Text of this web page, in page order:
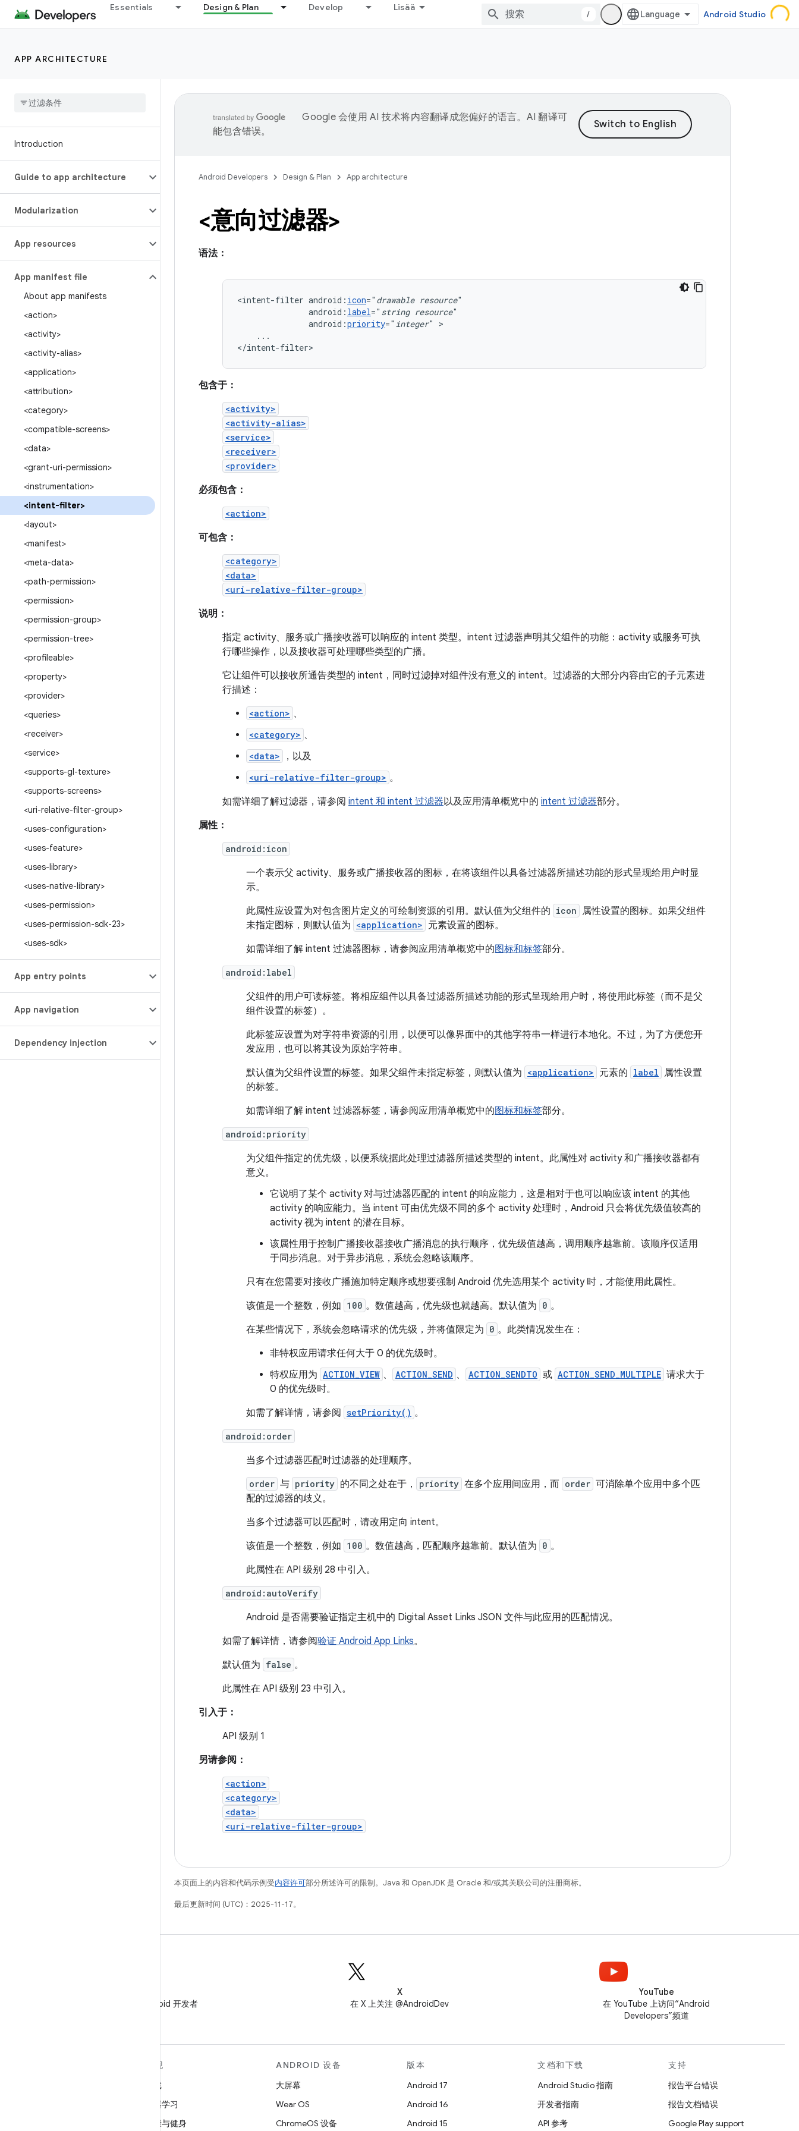
Essentials Design & Plan Develop Lisää
/ Android Studio
APP ARCHITECTURE
Introduction
Guide to app architecture
Modularization
App resources
App manifest file
About app manifests
<action>
<activity>
<activity-alias>
<application>
<attribution>
<category>
<compatible-screens>
<data>
<grant-uri-permission>
<instrumentation>
<intent-filter>
<layout>
<manifest>
<meta-data>
<path-permission>
<permission>
<permission-group>
<permission-tree>
<profileable>
<property>
<provider>
<queries>
<receiver>
<service>
<supports-gl-texture>
<supports-screens>
<uri-relative-filter-group>
<uses-configuration>
<uses-feature>
<uses-library>
<uses-native-library>
<uses-permission>
<uses-permission-sdk-23>
<uses-sdk>
App entry points
App navigation
Dependency injection
Google 会使用 AI 技术将内容翻译成您偏好的语言。AI 翻译可
能包含错误。
Android Developers Design & Plan App architecture
<意向过滤器>
语法：
<intent-filter android: icon=" drawable resource
android: label=" string resource
android:priority=" integer"
...
</intent-filter>
包含于：
<activity>
<activity-alias>
<service>
<receiver>
<provider>
必须包含：
<action>
可包含：
<category>
<data>
<uri-relative-filter-group>
说明：
指定 activity、服务或广播接收器可以响应的 intent 类型。intent 过滤器声明其父组件的功能：activity 或服务可执
行哪些操作，以及接收器可处理哪些类型的广播。
它让组件可以接收所通告类型的 intent，同时过滤掉对组件没有意义的 intent。过滤器的大部分内容由它的子元素进
行描述：
<action> 、
<category> 、
<data> ，以及
<uri-relative-filter-group> 。
如需详细了解过滤器，请参阅 intent 和 intent 过滤器以及应用清单概览中的 intent 过滤器部分。
属性：
android:icon
一个表示父 activity、服务或广播接收器的图标，在将该组件以具备过滤器所描述功能的形式呈现给用户时显
示。
此属性应设置为对包含图片定义的可绘制资源的引用。默认值为父组件的 icon 属性设置的图标。如果父组件
未指定图标，则默认值为 <application> 元素设置的图标。
如需详细了解 intent 过滤器图标，请参阅应用清单概览中的图标和标签部分。
android:label
父组件的用户可读标签。将相应组件以具备过滤器所描述功能的形式呈现给用户时，将使用此标签（而不是父
组件设置的标签）。
此标签应设置为对字符串资源的引用，以便可以像界面中的其他字符串一样进行本地化。不过，为了方便您开
发应用，也可以将其设为原始字符串。
默认值为父组件设置的标签。如果父组件未指定标签，则默认值为 <application> 元素的 label 属性设置
的标签。
如需详细了解 intent 过滤器标签，请参阅应用清单概览中的图标和标签部分。
android:priority
为父组件指定的优先级，以便系统据此处理过滤器所描述类型的 intent。此属性对 activity 和广播接收器都有
意义。
它说明了某个 activity 对与过滤器匹配的 intent 的响应能力，这是相对于也可以响应该 intent 的其他
activity 的响应能力。当 intent 可由优先级不同的多个 activity 处理时，Android 只会将优先级值较高的
activity 视为 intent 的潜在目标。
该属性用于控制广播接收器接收广播消息的执行顺序，优先级值越高，调用顺序越靠前。该顺序仅适用
于同步消息。对于异步消息，系统会忽略该顺序。
只有在您需要对接收广播施加特定顺序或想要强制 Android 优先选用某个 activity 时，才能使用此属性。
该值是一个整数，例如 100 。数值越高，优先级也就越高。默认值为 0 。
在某些情况下，系统会忽略请求的优先级，并将值限定为 0 。此类情况发生在：
非特权应用请求任何大于 0 的优先级时。
特权应用为 ACTION_VIEW 、 ACTION_SEND 、 ACTION_SENDTO 或 ACTION_SEND_MULTIPLE 请求大于
0 的优先级时。
如需了解详情，请参阅 setPriority() 。
android:order
当多个过滤器匹配时过滤器的处理顺序。
order 与 priority 的不同之处在于， priority 在多个应用间应用，而 order 可消除单个应用中多个匹
配的过滤器的歧义。
当多个过滤器可以匹配时，请改用定向 intent。
该值是一个整数，例如 100 。数值越高，匹配顺序越靠前。默认值为 0 。
此属性在 API 级别 28 中引入。
android:autoVerify
Android 是否需要验证指定主机中的 Digital Asset Links JSON 文件与此应用的匹配情况。
如需了解详情，请参阅验证 Android App Links。
默认值为 false 。
此属性在 API 级别 23 中引入。
引入于：
API 级别 1
另请参阅：
<action>
<category>
<data>
<uri-relative-filter-group>
本页面上的内容和代码示例受内容许可部分所述许可的限制。Java 和 OpenJDK 是 Oracle 和/或其关联公司的注册商标。
最后更新时间 (UTC)：2025-11-17。
在微信中关注 Android 开发者
X
在 X 上关注 @AndroidDev
YouTube
在 YouTube 上访问“Android
Developers”频道
发现
游戏
机器学习
健康与健身
ANDROID 设备
大屏幕
Wear OS
ChromeOS 设备
版本
Android 17
Android 16
Android 15
文档和下载
Android Studio 指南
开发者指南
API 参考
支持
报告平台错误
报告文档错误
Google Play support